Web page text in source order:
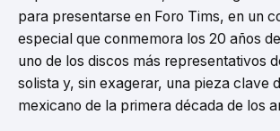
para presentarse en Foro Tims, en un
especial que conmemora los 20 años
uno de los discos más representativos
solista y, sin exagerar, una pieza clave
mexicano de la primera década de los